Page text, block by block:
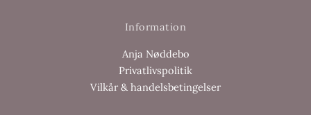
Information
Anja Nøddebo
Privatlivspolitik
Vilkår & handelsbetingelser